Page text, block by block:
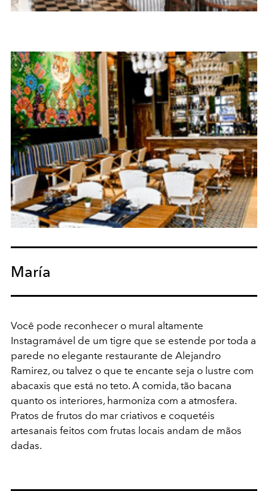
María
Você pode reconhecer o mural altamente
Instagramável de um tigre que se estende por toda a
parede no elegante restaurante de Alejandro
Ramirez, ou talvez o que te encante seja o lustre com
abacaxis que está no teto. A comida, tão bacana
quanto os interiores, harmoniza com a atmosfera.
Pratos de frutos do mar criativos e coquetéis
artesanais feitos com frutas locais andam de mãos
dadas.